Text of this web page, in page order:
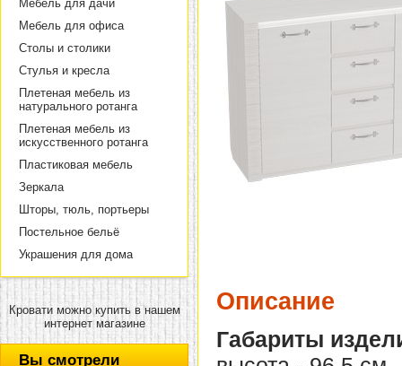
Мебель для дачи
Мебель для офиса
Столы и столики
Стулья и кресла
Плетеная мебель из
натурального ротанга
Плетеная мебель из
искусственного ротанга
Пластиковая мебель
Зеркала
Шторы, тюль, портьеры
Постельное бельё
Украшения для дома
Кровати можно купить в нашем
интернет магазине
Вы смотрели
Описание
Габариты